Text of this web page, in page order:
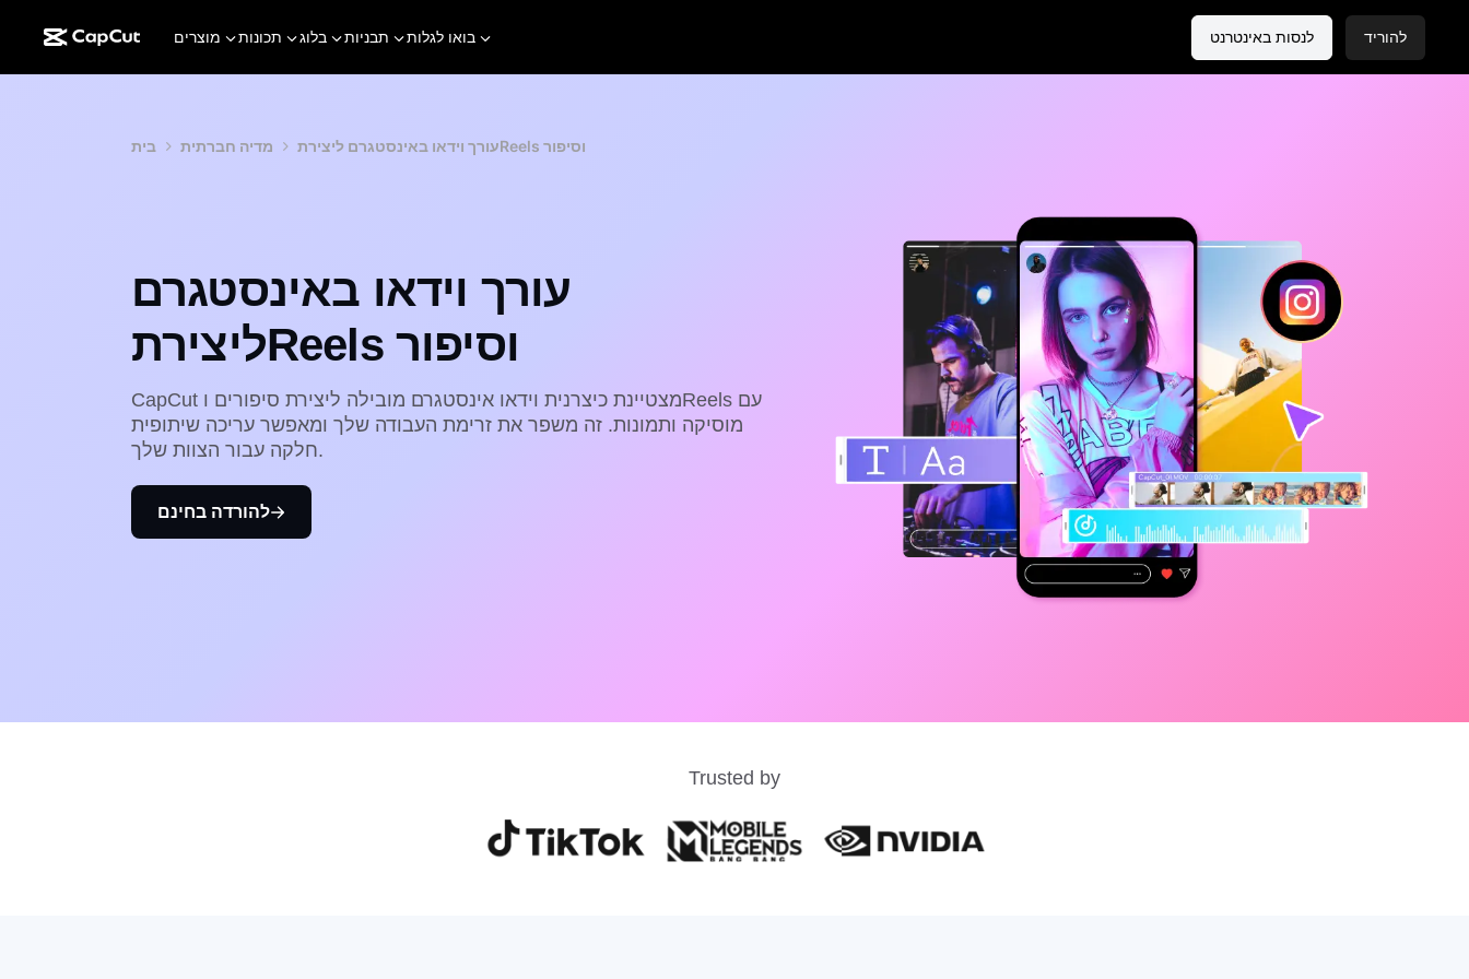
מוצרים תכונות בלוג תבניות בואו לגלות לנסות באינטרנט להוריד
בית מדיה חברתית עורך וידאו באינסטגרם ליצירתReels וסיפור
עורך וידאו באינסטגרם
ליצירתReels וסיפור
CapCut מצטיינת כיצרנית וידאו אינסטגרם מובילה ליצירת סיפורים וReels עם
מוסיקה ותמונות. זה משפר את זרימת העבודה שלך ומאפשר עריכה שיתופית
חלקה עבור הצוות שלך.
להורדה בחינם
Trusted by